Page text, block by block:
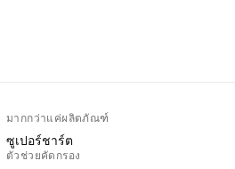
มากกว่าแค่ผลิตภัณฑ์
ซูเปอร์ชาร์ต
ตัวช่วยคัดกรอง